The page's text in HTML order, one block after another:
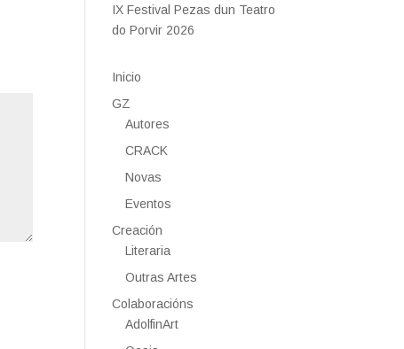
IX Festival Pezas dun Teatro
do Porvir 2026
Inicio
GZ
Autores
CRACK
Novas
Eventos
Creación
Literaria
Outras Artes
Colaboracións
AdolfinArt